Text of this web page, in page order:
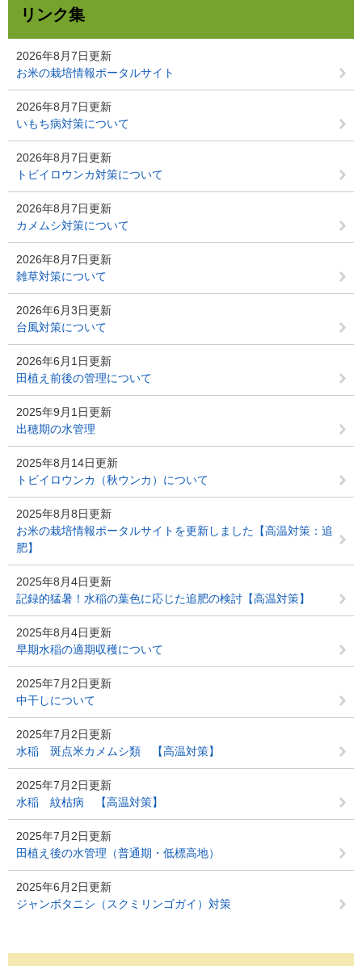
リンク集
2026年8月7日更新
お米の栽培情報ポータルサイト
2026年8月7日更新
いもち病対策について
2026年8月7日更新
トビイロウンカ対策について
2026年8月7日更新
カメムシ対策について
2026年8月7日更新
雑草対策について
2026年6月3日更新
台風対策について
2026年6月1日更新
田植え前後の管理について
2025年9月1日更新
出穂期の水管理
2025年8月14日更新
トビイロウンカ（秋ウンカ）について
2025年8月8日更新
お米の栽培情報ポータルサイトを更新しました【高温対策：追
肥】
2025年8月4日更新
記録的猛暑！水稲の葉色に応じた追肥の検討【高温対策】
2025年8月4日更新
早期水稲の適期収穫について
2025年7月2日更新
中干しについて
2025年7月2日更新
水稲 斑点米カメムシ類 【高温対策】
2025年7月2日更新
水稲 紋枯病 【高温対策】
2025年7月2日更新
田植え後の水管理（普通期・低標高地）
2025年6月2日更新
ジャンボタニシ（スクミリンゴガイ）対策